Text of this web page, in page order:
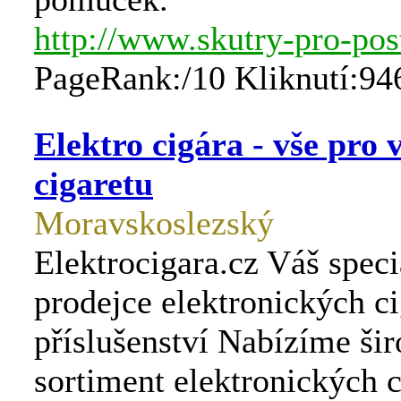
http://www.skutry-pro-
PageRank:/10
Elektro cigára - vše pro
cigaretu
Moravskoslezský
Elektrocigara.cz Váš
prodejce elektronických
příslušenství Nabízíme
sortiment elektronických